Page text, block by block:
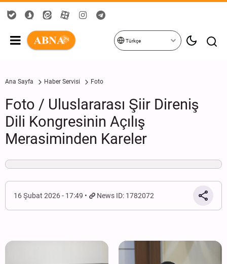
Türkçe
Ana Sayfa Haber Servisi Foto
Foto / Uluslararası Şiir Direniş
Dili Kongresinin Açılış
Merasiminden Kareler
16 Şubat 2026 - 17:49 News ID: 1782072